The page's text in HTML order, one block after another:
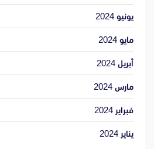
يونيو 2024
مايو 2024
أبريل 2024
مارس 2024
فبراير 2024
يناير 2024